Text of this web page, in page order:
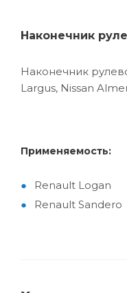
Наконечник
Наконечник
Largus, Nissan
Применяемость:
Renault Logan
Renault Sandero